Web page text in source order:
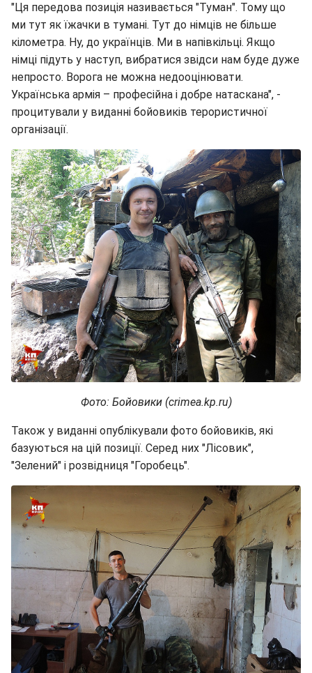
"Ця передова позиція називається "Туман". Тому що
ми тут як їжачки в тумані. Тут до німців не більше
кілометра. Ну, до українців. Ми в напівкільці. Якщо
німці підуть у наступ, вибратися звідси нам буде дуже
непросто. Ворога не можна недооцінювати.
Українська армія – професійна і добре натаскана", -
процитували у виданні бойовиків терористичної
організації.
Фото: Бойовики (crimea.kp.ru)
Також у виданні опублікували фото бойовиків, які
базуються на цій позиції. Серед них "Лісовик",
"Зелений" і розвідниця "Горобець".